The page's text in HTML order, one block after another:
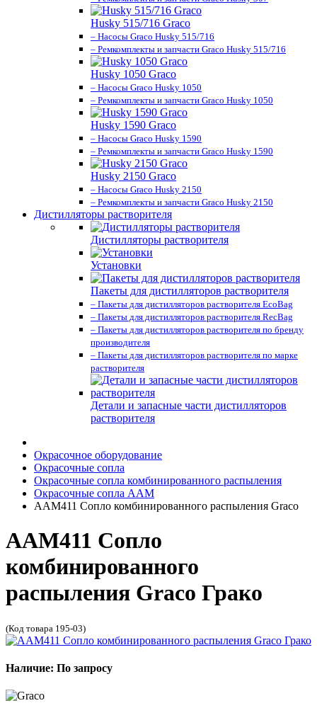
Husky 515/716 Graco
– Насосы Graco Husky 515/716
– Ремкомплекты и запчасти Graco Husky 515/716
Husky 1050 Graco
– Насосы Graco Husky 1050
– Ремкомплекты и запчасти Graco Husky 1050
Husky 1590 Graco
– Насосы Graco Husky 1590
– Ремкомплекты и запчасти Graco Husky 1590
Husky 2150 Graco
– Насосы Graco Husky 2150
– Ремкомплекты и запчасти Graco Husky 2150
Дистилляторы растворителя
Дистилляторы растворителя
Установки
Пакеты для дистилляторов растворителя
– Пакеты для дистилляторов растворителя EcoBag
– Пакеты для дистилляторов растворителя RecBag
– Пакеты для дистилляторов растворителя по бренду
производителя
– Пакеты для дистилляторов растворителя по марке
растворителя
Детали и запасные части дистилляторов
растворителя
Окрасочное оборудование
Окрасочные сопла
Окрасочные сопла комбинированного распыления
Окрасочные сопла AAM
AAM411 Сопло комбинированного распыления Graco
AAM411 Сопло
комбинированного
распыления Graco Грако
(Код товара 195-03)
Наличие: По запросу